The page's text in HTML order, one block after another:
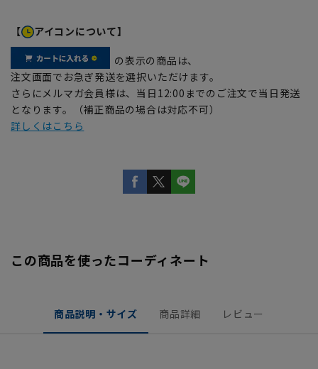
【 アイコンについて】
の表示の商品は、
注文画面でお急ぎ発送を選択いただけます。
さらにメルマガ会員様は、当日12:00までのご注文で当日発送
となります。（補正商品の場合は対応不可）
詳しくはこちら
この商品を使ったコーディネート
商品説明・サイズ 商品詳細 レビュー